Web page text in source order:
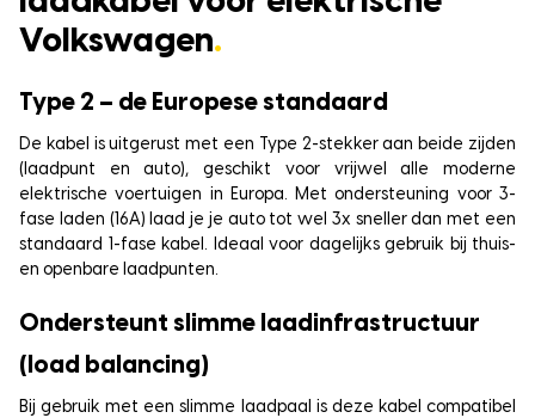
Volkswagen.
Type 2 – de Europese standaard
De kabel is uitgerust met een Type 2-stekker aan beide zijden
(laadpunt en auto), geschikt voor vrijwel alle moderne
elektrische voertuigen in Europa. Met ondersteuning voor 3-
fase laden (16A) laad je je auto tot wel 3x sneller dan met een
standaard 1-fase kabel. Ideaal voor dagelijks gebruik bij thuis-
en openbare laadpunten.
Ondersteunt slimme laadinfrastructuur
(load balancing)
Bij gebruik met een slimme laadpaal is deze kabel compatibel